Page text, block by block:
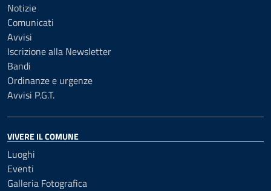
Notizie
Comunicati
Avvisi
Iscrizione alla Newsletter
Bandi
Ordinanze e urgenze
Avvisi P.G.T.
VIVERE IL COMUNE
Luoghi
Eventi
Galleria Fotografica